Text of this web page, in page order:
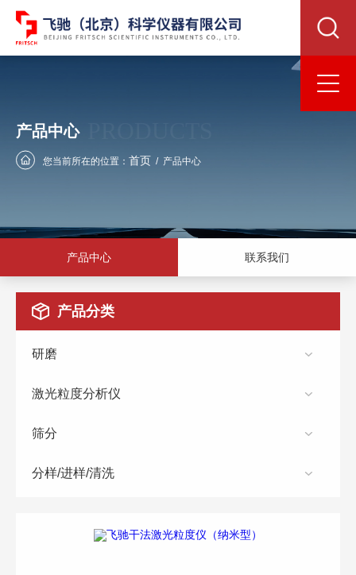
产品中心 PRODUCTS
您当前所在的位置： 首页 / 产品中心
产品中心 联系我们
产品分类
研磨
激光粒度分析仪
筛分
分样/进样/清洗